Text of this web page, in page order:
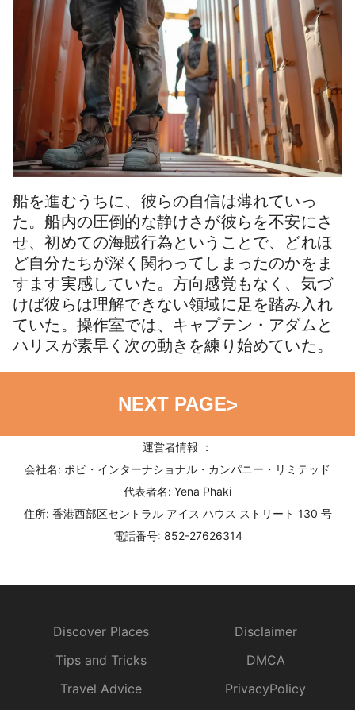
船を進むうちに、彼らの自信は薄れていっ
た。船内の圧倒的な静けさが彼らを不安にさ
せ、初めての海賊行為ということで、どれほ
ど自分たちが深く関わってしまったのかをま
すます実感していた。方向感覚もなく、気づ
けば彼らは理解できない領域に足を踏み入れ
ていた。操作室では、キャプテン・アダムと
ハリスが素早く次の動きを練り始めていた。
NEXT PAGE>
運営者情報 ：
会社名: ボビ・インターナショナル・カンパニー・リミテッド
代表者名: Yena Phaki
住所: 香港西部区セントラル アイス ハウス ストリート 130 号
電話番号: 852-27626314
Discover Places
Tips and Tricks
Travel Advice
Disclaimer
DMCA
PrivacyPolicy